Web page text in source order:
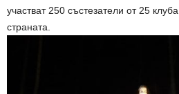
участват 250 състезатели от 25
страната.